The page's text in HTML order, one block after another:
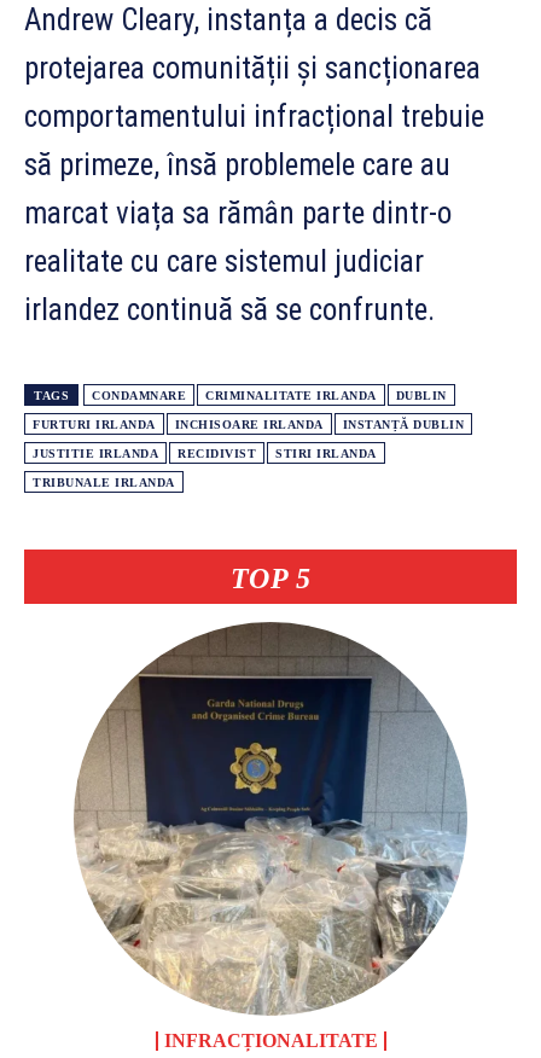
TOP 5
INFRACȚIONALITATE
Andrew Cleary, instanța a decis că
protejarea comunității și sancționarea
comportamentului infracțional trebuie
să primeze, însă problemele care au
marcat viața sa rămân parte dintr-o
realitate cu care sistemul judiciar
irlandez continuă să se confrunte.
TAGS CONDAMNARE CRIMINALITATE IRLANDA DUBLIN
FURTURI IRLANDA INCHISOARE IRLANDA INSTANȚĂ DUBLIN
JUSTITIE IRLANDA RECIDIVIST STIRI IRLANDA
TRIBUNALE IRLANDA